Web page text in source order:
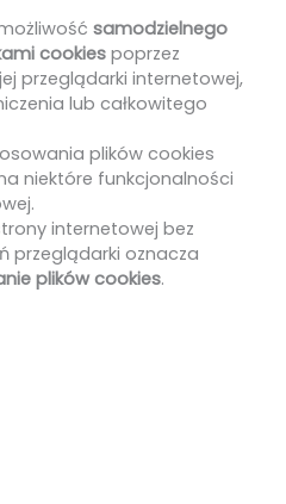
samodzielnego
cookiespoprzez
przeglądarki internetowej,
lub całkowitego
plików cookies
niektóre funkcjonalności
internetowej bez
przeglądarki oznacza
plików cookies.